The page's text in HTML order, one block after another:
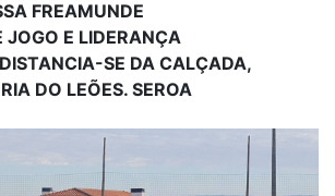
FREAMUNDE
JOGO E LIDERANÇA
SE DA CALÇADA,
DO LEÕES. SEROA